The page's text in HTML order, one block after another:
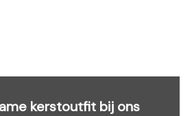
kerstoutfit bij ons